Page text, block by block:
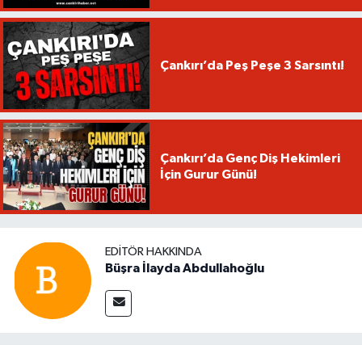
Çankırı’da Peş Peşe 3 Sarsıntı!
Çankırı’da Genç Diş Hekimleri
İçin Gurur Günü!
EDITÖR HAKKINDA
Büşra İlayda Abdullahoğlu